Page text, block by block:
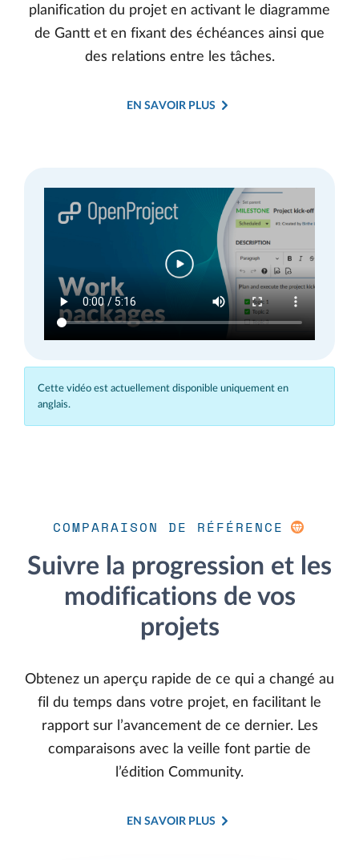
planification du projet en activant le diagramme
de Gantt et en fixant des échéances ainsi que
des relations entre les tâches.
EN SAVOIR PLUS
Cette vidéo est actuellement disponible uniquement en
anglais.
COMPARAISON DE RÉFÉRENCE
Suivre la progression et les
modifications de vos
projets
Obtenez un aperçu rapide de ce qui a changé au
fil du temps dans votre projet, en facilitant le
rapport sur l’avancement de ce dernier. Les
comparaisons avec la veille font partie de
l’édition Community.
EN SAVOIR PLUS